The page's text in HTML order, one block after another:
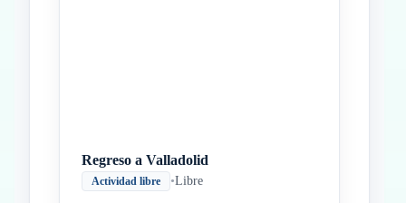
Regreso a Valladolid
Actividad libre •Libre